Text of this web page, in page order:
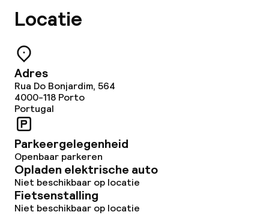
Restaurant
Eet- en drinkdiensten
Ontbijt à la carte
Ontbijt geserveerd aan tafel
Diner à la carte
Roomservice
Locatie
Adres
Rua Do Bonjardim, 564
4000-118 Porto
Portugal
Parkeergelegenheid
Openbaar parkeren
Opladen elektrische auto
Niet beschikbaar op locatie
Fietsenstalling
Niet beschikbaar op locatie